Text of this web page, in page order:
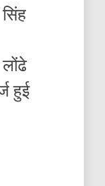
सिंह
हुई